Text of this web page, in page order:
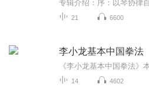
21 6600
李小龙基本中国拳法
14 4602